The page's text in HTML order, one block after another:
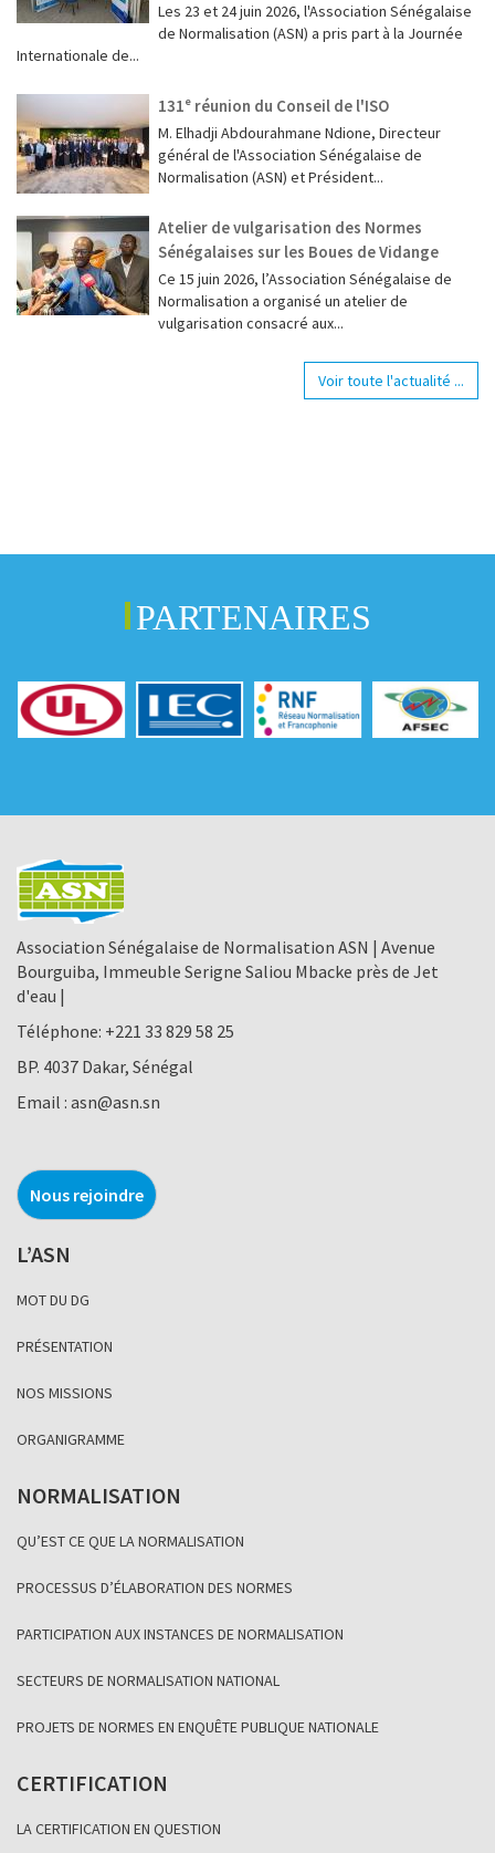
‎Les 23 et 24 juin 2026, l'Association Sénégalaise
de Normalisation (ASN) a pris part à la Journée
Internationale de...
131ᵉ réunion du Conseil de l'ISO
M. Elhadji Abdourahmane Ndione, Directeur
général de l'Association Sénégalaise de
Normalisation (ASN) et Président...
Atelier de vulgarisation des Normes
Sénégalaises sur les Boues de Vidange
Ce 15 juin 2026, l’Association Sénégalaise de
Normalisation a organisé un atelier de
vulgarisation consacré aux...
Voir toute l'actualité ...
PARTENAIRES
Association Sénégalaise de Normalisation ASN | Avenue
Bourguiba, Immeuble Serigne Saliou Mbacke près de Jet
d'eau |
Téléphone: +221 33 829 58 25
BP. 4037 Dakar, Sénégal
Email : asn@asn.sn
Nous rejoindre
L’ASN
MOT DU DG
PRÉSENTATION
NOS MISSIONS
ORGANIGRAMME
NORMALISATION
QU’EST CE QUE LA NORMALISATION
PROCESSUS D’ÉLABORATION DES NORMES
PARTICIPATION AUX INSTANCES DE NORMALISATION
SECTEURS DE NORMALISATION NATIONAL
PROJETS DE NORMES EN ENQUÊTE PUBLIQUE NATIONALE
CERTIFICATION
LA CERTIFICATION EN QUESTION